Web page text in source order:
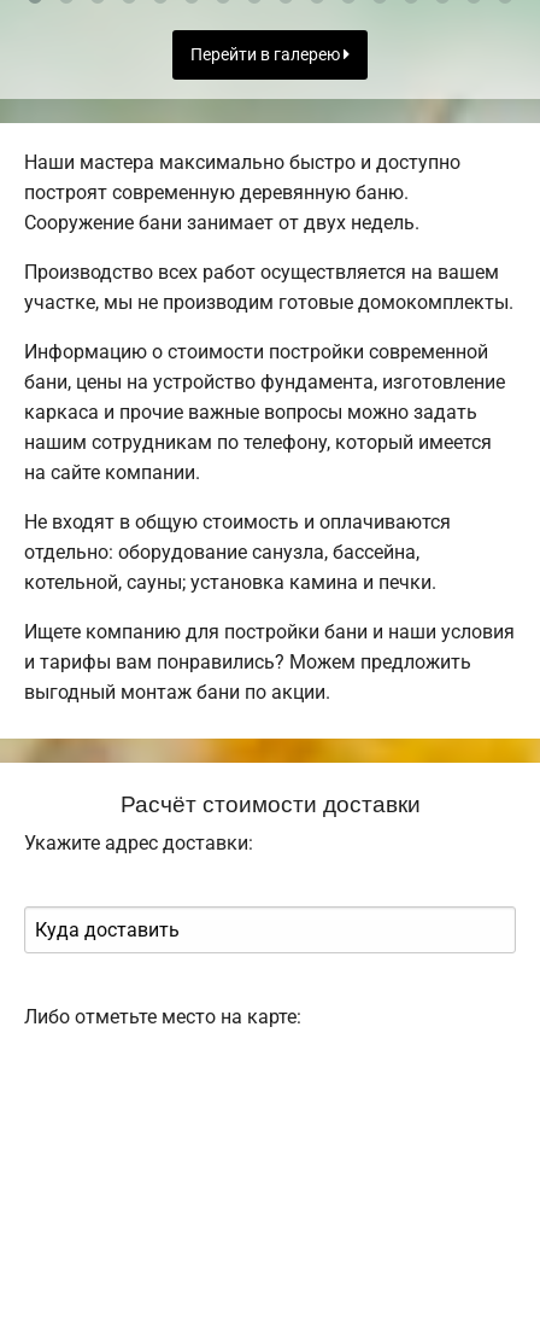
Перейти в галерею
Наши мастера максимально быстро и доступно
построят современную деревянную баню.
Сооружение бани занимает от двух недель.
Производство всех работ осуществляется на вашем
участке, мы не производим готовые домокомплекты.
Информацию о стоимости постройки современной
бани, цены на устройство фундамента, изготовление
каркаса и прочие важные вопросы можно задать
нашим сотрудникам по телефону, который имеется
на сайте компании.
Не входят в общую стоимость и оплачиваются
отдельно: оборудование санузла, бассейна,
котельной, сауны; установка камина и печки.
Ищете компанию для постройки бани и наши условия
и тарифы вам понравились? Можем предложить
выгодный монтаж бани по акции.
Расчёт стоимости доставки
Укажите адрес доставки:
Либо отметьте место на карте: